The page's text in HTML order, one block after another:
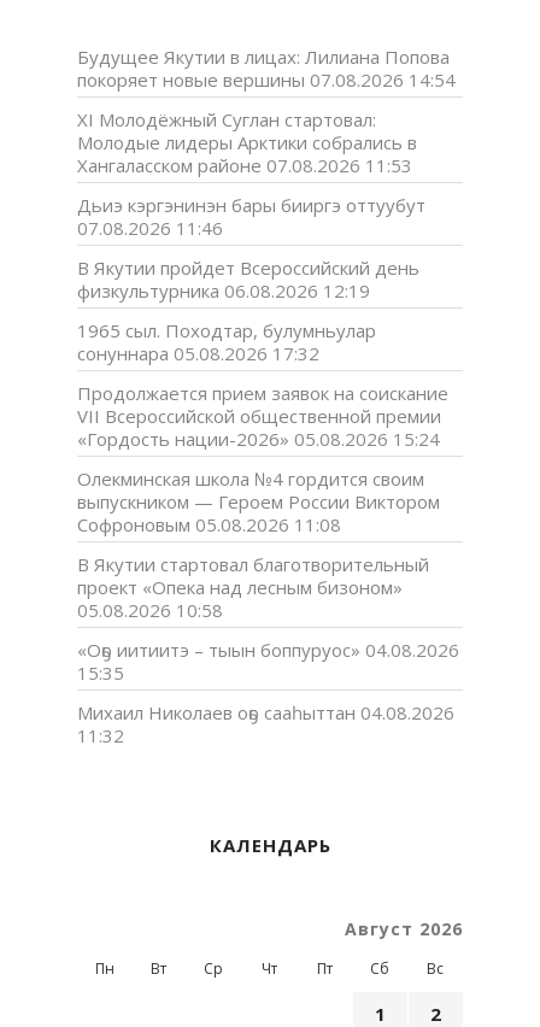
Будущее Якутии в лицах: Лилиана Попова
покоряет новые вершины 07.08.2026 14:54
XI Молодёжный Суглан стартовал:
Молодые лидеры Арктики собрались в
Хангаласском районе 07.08.2026 11:53
Дьиэ кэргэнинэн бары бииргэ оттуубут
07.08.2026 11:46
В Якутии пройдет Всероссийский день
физкультурника 06.08.2026 12:19
1965 сыл. Походтар, булумньулар
сонуннара 05.08.2026 17:32
Продолжается прием заявок на соискание
VII Всероссийской общественной премии
«Гордость нации-2026» 05.08.2026 15:24
Олекминская школа №4 гордится своим
выпускником — Героем России Виктором
Софроновым 05.08.2026 11:08
В Якутии стартовал благотворительный
проект «Опека над лесным бизоном»
05.08.2026 10:58
«Оҕо иитиитэ – тыын боппуруос» 04.08.2026
15:35
Михаил Николаев оҕо сааһыттан 04.08.2026
11:32
КАЛЕНДАРЬ
Август 2026
Пн Вт Ср Чт Пт Сб Вс
1
2